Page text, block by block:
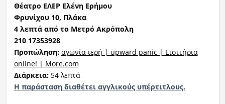
Θέατρο ΕΛΕΡ Ελένη Ερήμου
Φρυνίχου 10, Πλάκα
4 λεπτά από το Μετρό Ακρόπολη
210 17353928
Προπώληση: αγωνία ιερή | upward panic | Εισιτήρια
online! | More.com
Διάρκεια: 54 λεπτά
Η παράσταση διαθέτειαγγλικούς υπέρτιτλους.